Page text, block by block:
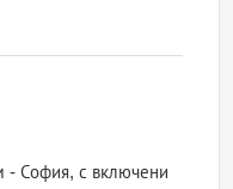
- София, с включени